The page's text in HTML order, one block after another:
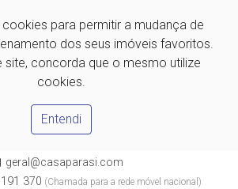
cookies para permitir a mudança de
dos seus imóveis favoritos.
site, concorda que o mesmo utilize
cookies.
Entendi
geral@casaparasi.com
370 (Chamada para a rede móvel nacional)